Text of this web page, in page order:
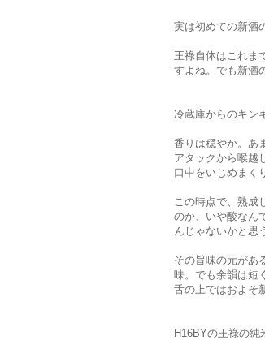
実は初めての新酒
王祿自体はこれま
すよね。でも新酒
冷蔵庫からのキン
香りは穏やか。あ
アタックから喉越
口中をいじめまく
この時点で、熟成
のか、いや酸なん
んじゃないかと思
その旨味の元があ
味。でも余韻は短
舌の上ではおよそ
H16BYの王祿の純